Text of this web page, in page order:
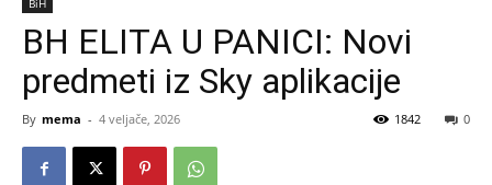
BiH
BH ELITA U PANICI: Novi
predmeti iz Sky aplikacije
By mema - 4 veljače, 2026 0
1842